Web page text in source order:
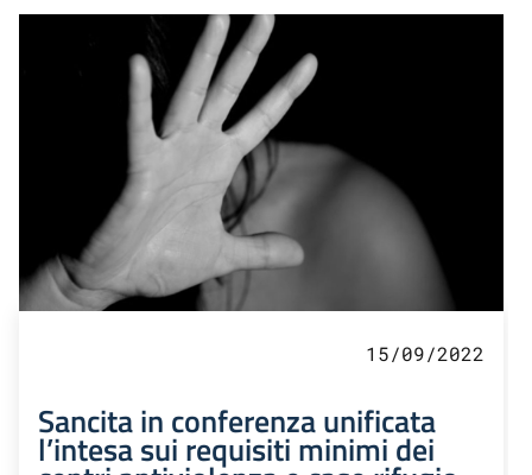
15/09/2022
Sancita in conferenza unificata
l’intesa sui requisiti minimi dei